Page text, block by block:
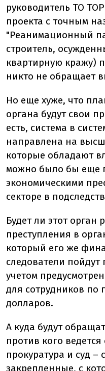
руководитель ТО
проекта с точным
"Реанимационный
строитель,
квартирную кражу)
никто не обращает
Но еще хуже, что
органа будут свои
есть, система в
направлена на
которые обладают
можно было бы еще
экономическими
секторе в
Будет ли этот орган
преступления в
который его же
следователи пойдут
учетом
для сотрудников по
долларов.
А куда будут
против кого ведется
прокуратура и суд –
закрепленные, с